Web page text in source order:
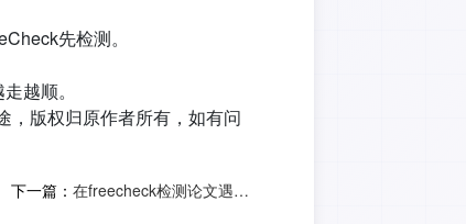
先检测。
越顺。
，版权归原作者所有，如有问
下一篇： 在freecheck检测论文遇到问题怎么办，人工客服在哪里啊？